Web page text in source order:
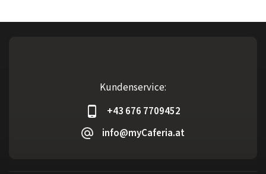
Kundenservice:
+43 676 7709452
info@myCaferia.at